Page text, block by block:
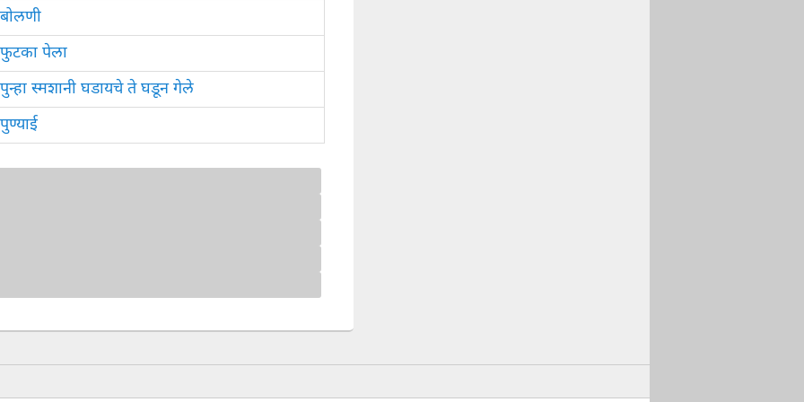
बोलणी
फुटका पेला
पुन्हा स्मशानी घडायचे ते घडून गेले
पुण्याई